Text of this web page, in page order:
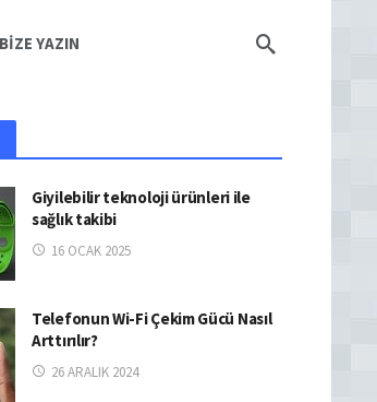
BIZE YAZIN
Giyilebilir teknoloji ürünleri ile
sağlık takibi
16 OCAK 2025
Telefonun Wi-Fi Çekim Gücü Nasıl
Arttırılır?
26 ARALIK 2024